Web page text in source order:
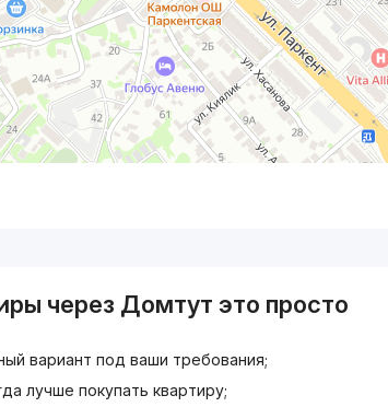
через Домтут это просто
вариант под ваши требования;
лучше покупать квартиру;